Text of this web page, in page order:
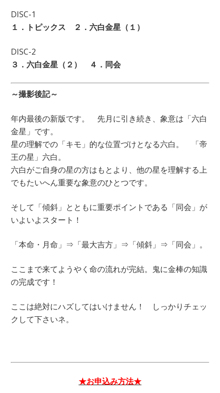
DISC-1
１．トピックス ２．六白金星（１）
DISC-2
３．六白金星（２） ４．同会
～撮影後記～
年内最後の新版です。 先月に引き続き、象意は「六白
金星」です。
星の理解での「キモ」的な位置づけとなる六白。 「帝
王の星」六白。
六白がご自身の星の方はもとより、他の星を理解する上
でもたいへん重要な象意のひとつです。
そして「傾斜」とともに重要ポイントである「同会」が
いよいよスタート！
「本命・月命」⇒「最大吉方」⇒「傾斜」⇒「同会」。
ここまで来てようやく命の流れが完結。鬼に金棒の知識
の完成です！
ここは絶対にハズしてはいけません！ しっかりチェッ
クして下さいネ。
★お申込み方法★